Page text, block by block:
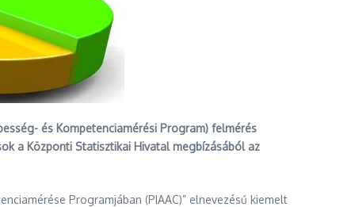
és Kompetenciamérési Program) felmérés
a Központi Statisztikai Hivatal megbízásából az
Programjában (PIAAC)” elnevezésű kiemelt